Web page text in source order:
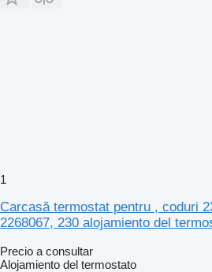
1
Carcasă termostat pentru , coduri
2268067, 230 alojamiento del
Precio a consultar
Alojamiento del termostato